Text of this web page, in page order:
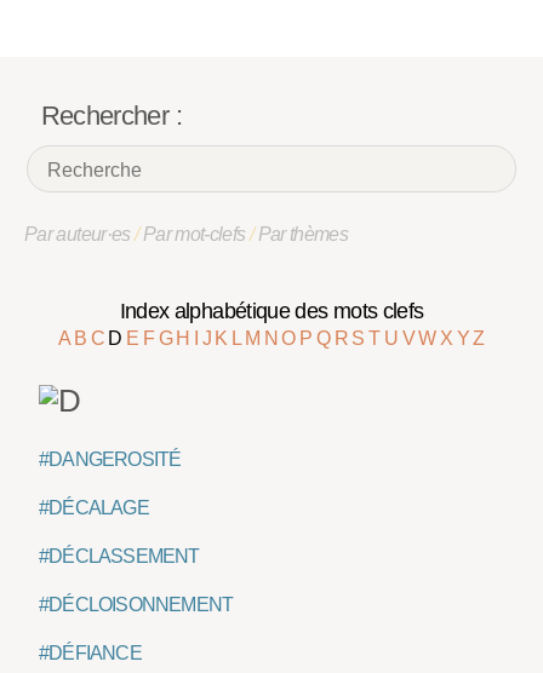
Rechercher :
Par auteur·es/Par mot-clefs/Par thèmes
Index alphabétique des mots clefs
A B C D E F G H J K L M NO P Q R ST U VW X YZ
#DANGEROSITÉ
#DÉCALAGE
#DÉCLASSEMENT
#DÉCLOISONNEMENT
#DÉFIANCE